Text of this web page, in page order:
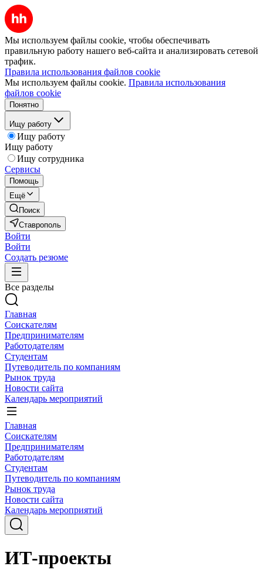
Мы используем файлы cookie, чтобы обеспечивать
правильную работу нашего веб-сайта и анализировать сетевой
трафик.
Правила использования файлов cookie
Мы используем файлы cookie. Правила использования
файлов cookie
Понятно
Ищу работу
Ищу работу
Ищу работу
Ищу сотрудника
Сервисы
Помощь
Ещё
Поиск
Ставрополь
Войти
Войти
Создать резюме
Все разделы
Главная
Соискателям
Предпринимателям
Работодателям
Студентам
Путеводитель по компаниям
Рынок труда
Новости сайта
Календарь мероприятий
Главная
Соискателям
Предпринимателям
Работодателям
Студентам
Путеводитель по компаниям
Рынок труда
Новости сайта
Календарь мероприятий
ИТ-проекты